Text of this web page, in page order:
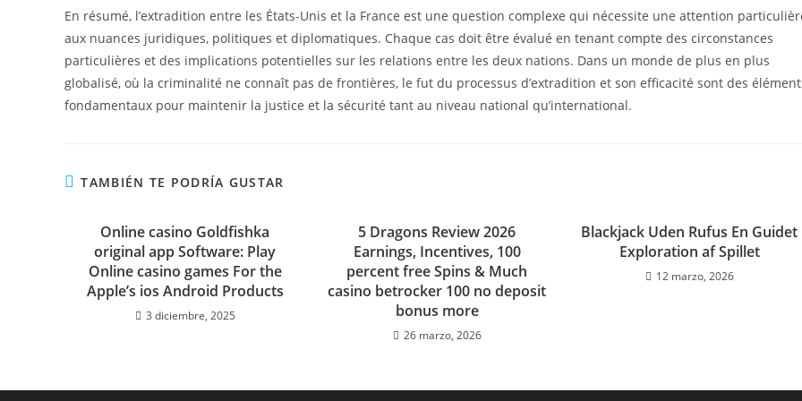
En résumé, l’extradition entre les États-Unis et la France est une question complexe qui nécessite une attention
aux nuances juridiques, politiques et diplomatiques. Chaque cas doit être évalué en tenant compte des circonstances
particulières et des implications potentielles sur les relations entre les deux nations. Dans un monde de plus en plus
globalisé, où la criminalité ne connaît pas de frontières, le fut du processus d’extradition et son efficacité sont des
fondamentaux pour maintenir la justice et la sécurité tant au niveau national qu’international.
TAMBIÉN TE PODRÍA GUSTAR
Online casino Goldfishka
original app Software: Play
Online casino games For the
Apple’s ios Android Products
3 diciembre, 2025
5 Dragons Review 2026
Earnings, Incentives, 100
percent free Spins & Much
casino betrocker 100 no deposit
bonus more
26 marzo, 2026
Blackjack Uden Rufus En Guidet
Exploration af Spillet
12 marzo, 2026